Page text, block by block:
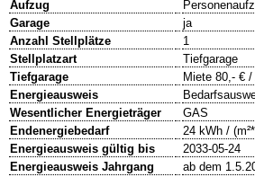
Aufzug
Garage
ja
Anzahl Stellplätze
1
Stellplatzart
Tiefgarage
Tiefgarage
Miete 80,- €
Energieausweis
Wesentlicher Energieträger
GAS
Endenergiebedarf
24 kWh /
Energieausweis gültig bis
2033-05-24
Energieausweis Jahrgang
ab dem